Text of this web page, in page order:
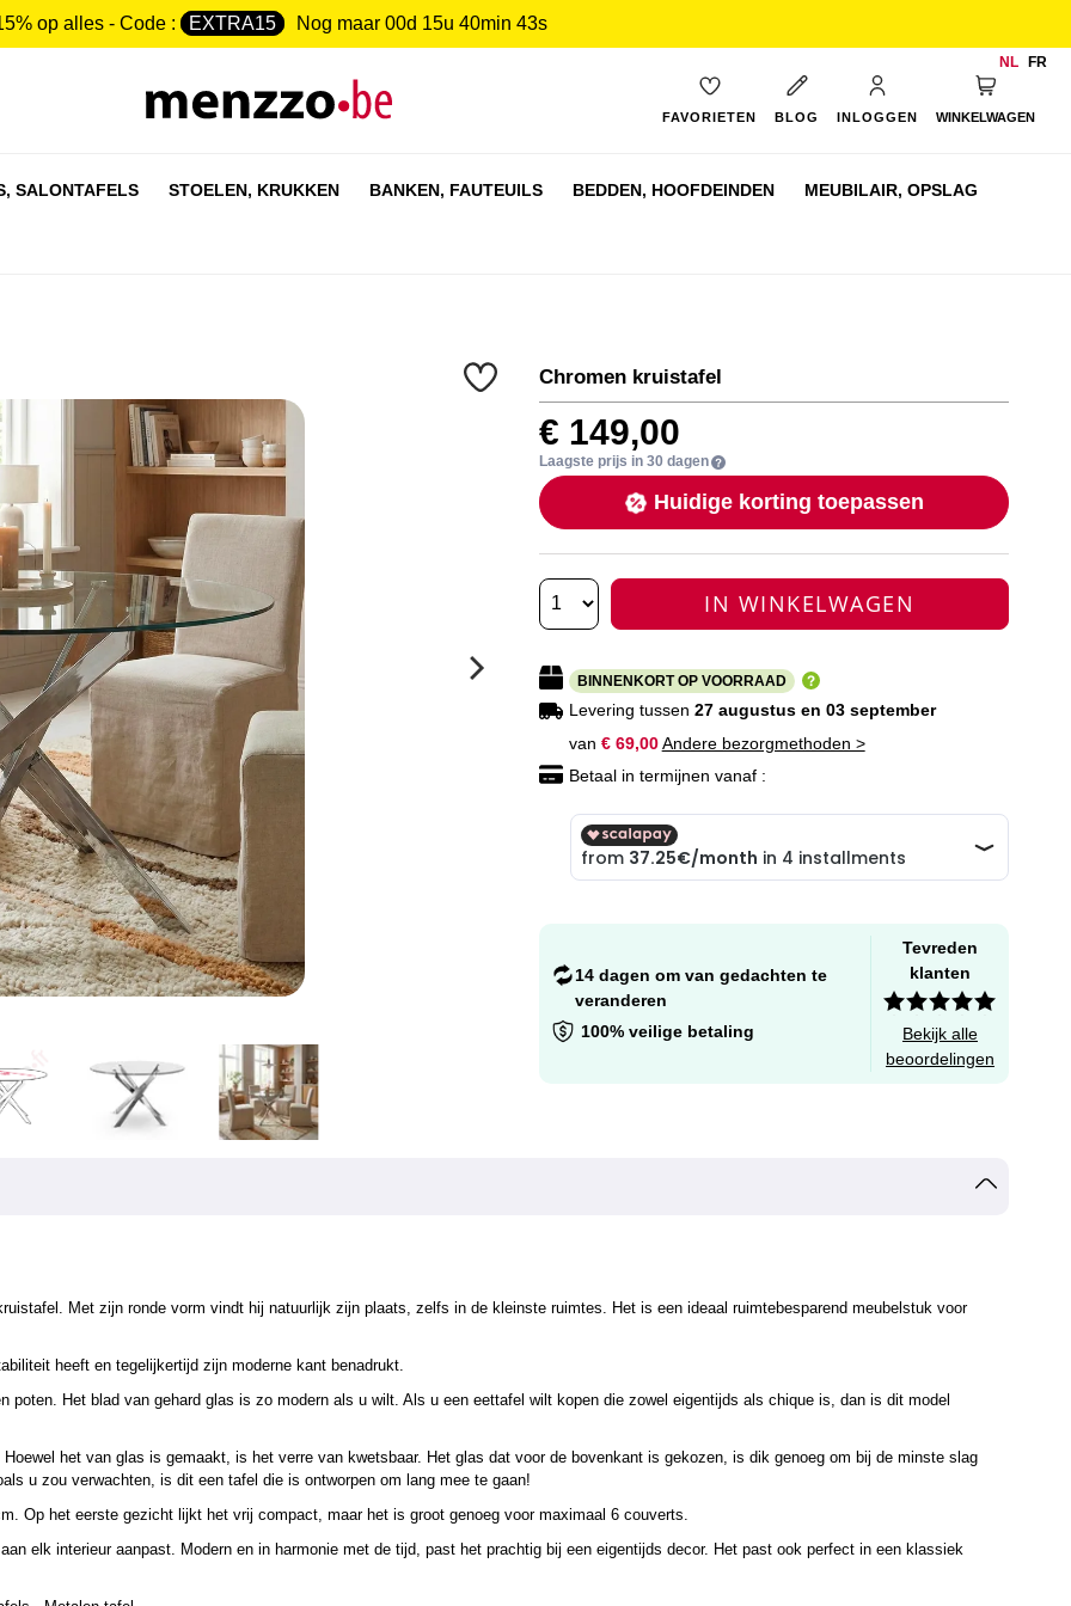
op alles - Code : EXTRA15 Nog maar 00d 15u 40min 42s
NL FR
FAVORIETEN BLOG INLOGGEN WINKELWAGEN
SALONTAFELS STOELEN, KRUKKEN BANKEN, FAUTEUILS BEDDEN, HOOFDEINDEN MEUBILAIR, OPSLAG
Chromen kruistafel
€ 149,00
Laagste prijs in 30 dagen
Huidige korting toepassen
IN WINKELWAGEN
BINNENKORT OP VOORRAAD
Levering tussen 27 augustus en 03 september
van € 69,00 Andere bezorgmethoden >
Betaal in termijnen vanaf :
14 dagen om van gedachten te
veranderen
100% veilige betaling
Tevreden
klanten
Bekijk alle
beoordelingen
Met zijn ronde vorm vindt hij natuurlijk zijn plaats, zelfs in de kleinste ruimtes. Het is een ideaal ruimtebesparend meubelstuk voor
heeft en tegelijkertijd zijn moderne kant benadrukt.
poten. Het blad van gehard glas is zo modern als u wilt. Als u een eettafel wilt kopen die zowel eigentijds als chique is, dan is dit model
het van glas is gemaakt, is het verre van kwetsbaar. Het glas dat voor de bovenkant is gekozen, is dik genoeg om bij de minste slag
u zou verwachten, is dit een tafel die is ontworpen om lang mee te gaan!
Op het eerste gezicht lijkt het vrij compact, maar het is groot genoeg voor maximaal 6 couverts.
elk interieur aanpast. Modern en in harmonie met de tijd, past het prachtig bij een eigentijds decor. Het past ook perfect in een klassiek